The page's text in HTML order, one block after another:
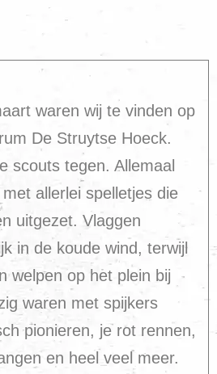
waren wij te vinden op
De Struytse Hoeck.
scouts tegen. Allemaal
allerlei spelletjes die
uitgezet. Vlaggen
in de koude wind, terwijl
welpen op het plein bij
waren met spijkers
pionieren, je rot rennen,
en heel veel meer.